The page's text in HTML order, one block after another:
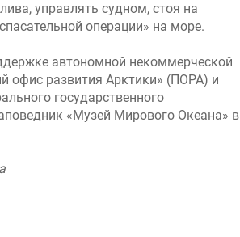
управлять судном, стоя на
операции» на море.
автономной некоммерческой
офис развития Арктики» (ПОРА) и
государственного
«Музей Мирового Океана» в